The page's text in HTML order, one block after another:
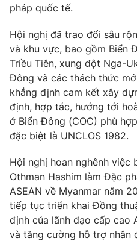
® Cấm sao chép dưới mọi hình
thuận bằng văn bản. Ghi rõ
thông tin từ website này.
pháp quốc tế.
Hội nghị đã trao đổi sâu
và khu vực, bao gồm Biển
Triều Tiên, xung đột Nga-
Đông và các thách thức
khẳng định cam kết xây
định, hợp tác, hướng tới
ở Biển Đông (COC) phù
đặc biệt là UNCLOS 1982.
Hội nghị hoan nghênh việc
Othman Hashim làm Đặc
ASEAN về Myanmar năm
tiếp tục triển khai Đồng
định của lãnh đạo cấp cao
và tăng cường hỗ trợ nhân